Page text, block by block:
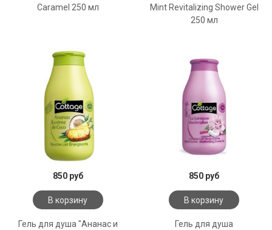
Caramel 250 мл
Mint Revitalizing Shower Gel
250 мл
850 руб
В корзину
Гель для душа "Ананас и
850 руб
В корзину
Гель для душа